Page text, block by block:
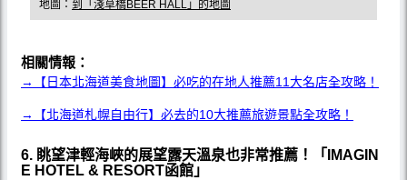
地圖： 到「淺草橋BEER HALL」的地圖
相關情報：
→【日本北海道美食地圖】必吃的在地人推薦11大名店全攻略！
→【北海道札幌自由行】必去的10大推薦旅遊景點全攻略！
6. 眺望津輕海峽的展望露天溫泉也非常推薦！「IMAGIN
E HOTEL & RESORT函館」